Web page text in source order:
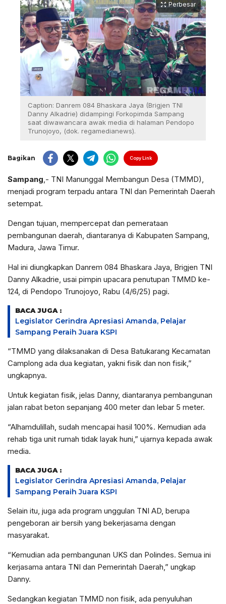
Perbesar
Caption: Danrem 084 Bhaskara Jaya (Brigjen TNI
Danny Alkadrie) didampingi Forkopimda Sampang
saat diwawancara awak media di halaman Pendopo
Trunojoyo, (dok. regamedianews).
Bagikan Copy Link
Sampang ,- TNI Manunggal Membangun Desa (TMMD),
menjadi program terpadu antara TNI dan Pemerintah Daerah
setempat.
Dengan tujuan, mempercepat dan pemerataan
pembangunan daerah, diantaranya di Kabupaten Sampang,
Madura, Jawa Timur.
Hal ini diungkapkan Danrem 084 Bhaskara Jaya, Brigjen TNI
Danny Alkadrie, usai pimpin upacara penutupan TMMD ke-
124, di Pendopo Trunojoyo, Rabu (4/6/25) pagi.
BACA JUGA :
Legislator Gerindra Apresiasi Amanda, Pelajar
Sampang Peraih Juara KSPI
“TMMD yang dilaksanakan di Desa Batukarang Kecamatan
Camplong ada dua kegiatan, yakni fisik dan non fisik,”
ungkapnya.
Untuk kegiatan fisik, jelas Danny, diantaranya pembangunan
jalan rabat beton sepanjang 400 meter dan lebar 5 meter.
“Alhamdulillah, sudah mencapai hasil 100%. Kemudian ada
rehab tiga unit rumah tidak layak huni,” ujarnya kepada awak
media.
BACA JUGA :
Legislator Gerindra Apresiasi Amanda, Pelajar
Sampang Peraih Juara KSPI
Selain itu, juga ada program unggulan TNI AD, berupa
pengeboran air bersih yang bekerjasama dengan
masyarakat.
“Kemudian ada pembangunan UKS dan Polindes. Semua ini
kerjasama antara TNI dan Pemerintah Daerah,” ungkap
Danny.
Sedangkan kegiatan TMMD non fisik, ada penyuluhan